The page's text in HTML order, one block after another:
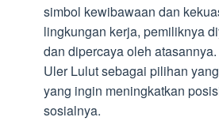
simbol kewibawaan dan
lingkungan kerja, pemiliknya
dan dipercaya oleh
Uler Lulut sebagai pilihan
yang ingin meningkatkan
sosialnya.